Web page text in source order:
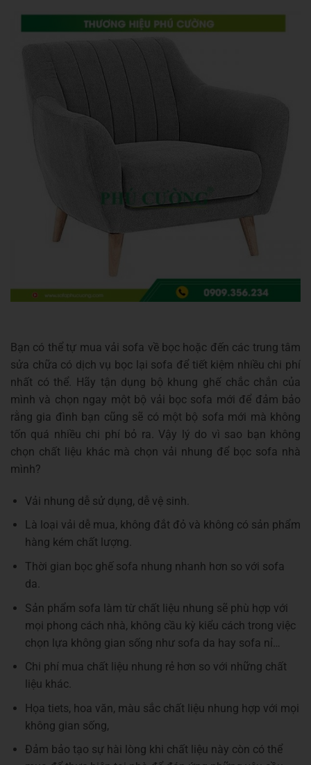
Bạn có thể tự mua vải sofa về bọc hoặc đến các trung tâm
sửa chữa có dịch vụ bọc lại sofa để tiết kiệm nhiều chi phí
nhất có thể. Hãy tận dụng bộ khung ghế chắc chắn của
mình và chọn ngay một bộ vải bọc sofa mới để đảm bảo
rằng gia đình bạn cũng sẽ có một bộ sofa mới mà không
tốn quá nhiều chi phí bỏ ra. Vậy lý do vì sao bạn không
chọn chất liệu khác mà chọn vải nhung để bọc sofa nhà
mình?
Vải nhung dễ sử dụng, dễ vệ sinh.
Là loại vải dễ mua, không đắt đỏ và không có sản phẩm
hàng kém chất lượng.
Thời gian bọc ghế sofa nhung nhanh hơn so với sofa
da.
Sản phẩm sofa làm từ chất liệu nhung sẽ phù hợp với
mọi phong cách nhà, không cầu kỳ kiểu cách trong việc
chọn lựa không gian sống như sofa da hay sofa nỉ…
Chi phí mua chất liệu nhung rẻ hơn so với những chất
liệu khác.
Họa tiets, hoa văn, màu sắc chất liệu nhung hợp với mọi
không gian sống,
Đảm bảo tạo sự hài lòng khi chất liệu này còn có thể